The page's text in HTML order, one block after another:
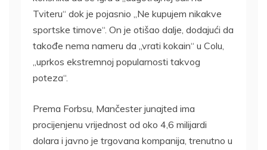
Tviteru“ dok je pojasnio „Ne kupujem nikakve
sportske timove“. On je otišao dalje, dodajući da
takođe nema nameru da „vrati kokain“ u Colu,
„uprkos ekstremnoj popularnosti takvog
poteza“.
Prema Forbsu, Mančester junajted ima
procijenjenu vrijednost od oko 4,6 milijardi
dolara i javno je trgovana kompanija, trenutno u